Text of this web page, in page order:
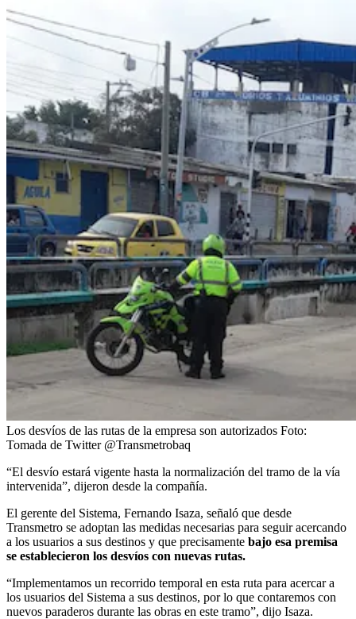
Los desvíos de las rutas de la empresa son autorizados Foto:
Tomada de Twitter @Transmetrobaq
“El desvío estará vigente hasta la normalización del tramo de la vía
intervenida”, dijeron desde la compañía.
El gerente del Sistema, Fernando Isaza, señaló que desde
Transmetro se adoptan las medidas necesarias para seguir acercando
a los usuarios a sus destinos y que precisamente bajo esa premisa
se establecieron los desvíos con nuevas rutas.
“Implementamos un recorrido temporal en esta ruta para acercar a
los usuarios del Sistema a sus destinos, por lo que contaremos con
nuevos paraderos durante las obras en este tramo”, dijo Isaza.